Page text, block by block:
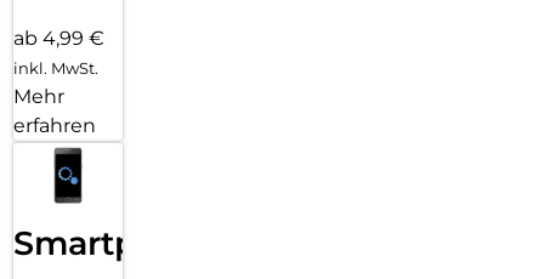
ab 4,99 €
inkl. MwSt.
Mehr
erfahren
Smartphone